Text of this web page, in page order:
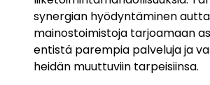
synergian hyödyntäminen
mainostoimistoja tarjoamaan
entistä parempia palveluja ja
heidän muuttuviin tarpeisiinsa.